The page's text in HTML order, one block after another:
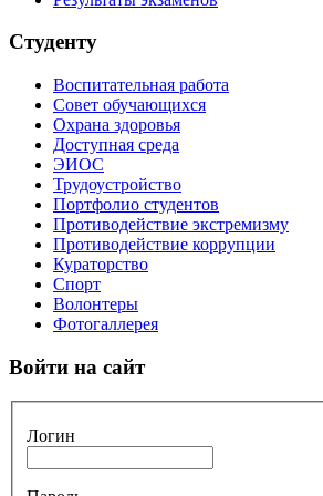
Студенту
Воспитательная работа
Совет обучающихся
Охрана здоровья
Доступная среда
ЭИОС
Трудоустройство
Портфолио студентов
Противодействие экстремизму
Противодействие коррупции
Кураторство
Спорт
Волонтеры
Фотогаллерея
Войти на сайт
Логин